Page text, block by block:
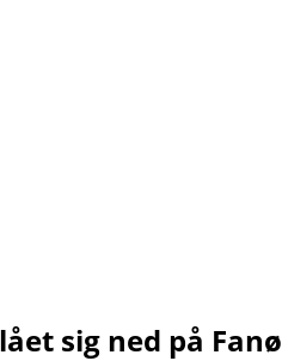
sig ned på Fanø